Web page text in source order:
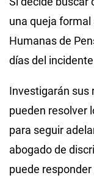
una queja
Humanas de
días del
Investigarán sus
pueden resolver
para seguir
abogado de
puede